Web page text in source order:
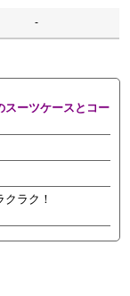
-
スーツケースとコー
ラク！